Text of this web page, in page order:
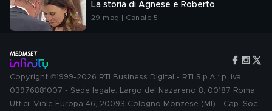
La storia di Agnese e Roberto
29 mag | Canale 5
Copyright ©1999-2026 RTI Business Digital - RTI S.p.A.: p. iva
03976881007 - Sede legale: Largo del Nazareno 8, 00187 Roma.
Uffici: Viale Europa 46, 20093 Cologno Monzese (MI) - Cap. Soc.